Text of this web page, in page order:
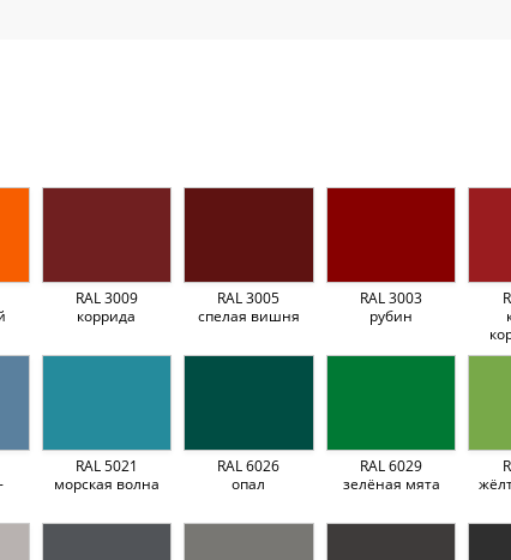
RAL 3009
коррида
RAL 3005
спелая вишня
RAL 3003
рубин
RAL 5021
морская волна
RAL 6026
опал
RAL 6029
зелёная мята